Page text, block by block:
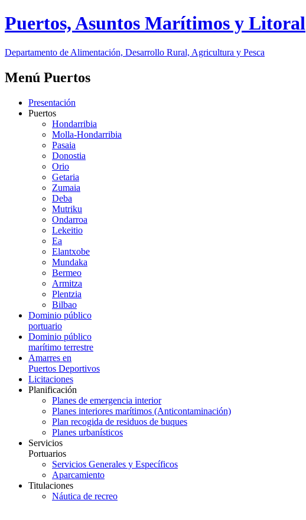
Puertos, Asuntos Marítimos y Litoral
Departamento de Alimentación, Desarrollo Rural, Agricultura y Pesca
Menú Puertos
Presentación
Puertos
Hondarribia
Molla-Hondarribia
Pasaia
Donostia
Orio
Getaria
Zumaia
Deba
Mutriku
Ondarroa
Lekeitio
Ea
Elantxobe
Mundaka
Bermeo
Armitza
Plentzia
Bilbao
Dominio público
portuario
Dominio público
marítimo terrestre
Amarres en
Puertos Deportivos
Licitaciones
Planificación
Planes de emergencia interior
Planes interiores marítimos (Anticontaminación)
Plan recogida de residuos de buques
Planes urbanísticos
Servicios
Portuarios
Servicios Generales y Específicos
Aparcamiento
Titulaciones
Náutica de recreo